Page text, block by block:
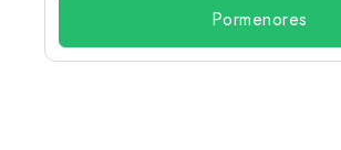
Pormenores